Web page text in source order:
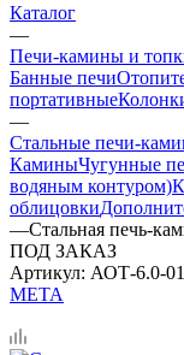
Каталог
—
Печи-камины и
Банные печи
портативные
—
Стальные печи-
КаминыЧугунные
водяным контуром)
облицовки
—Стальная печь-
ПОД ЗАКАЗ
Артикул: АОТ-6.0-01
МЕТА